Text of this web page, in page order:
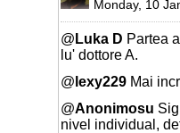
Monday, 10
@ Luka D Partea
lu' dottore A.
@ lexy229 Mai
@Anonimosu
nivel individual,